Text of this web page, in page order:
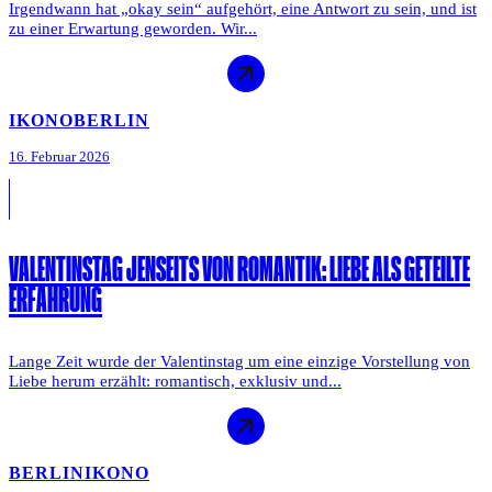
Irgendwann hat „okay sein“ aufgehört, eine Antwort zu sein, und ist
zu einer Erwartung geworden. Wir...
IKONOBERLIN
16. Februar 2026
VALENTINSTAG JENSEITS VON ROMANTIK: LIEBE ALS GETEILTE
ERFAHRUNG
Lange Zeit wurde der Valentinstag um eine einzige Vorstellung von
Liebe herum erzählt: romantisch, exklusiv und...
BERLINIKONO